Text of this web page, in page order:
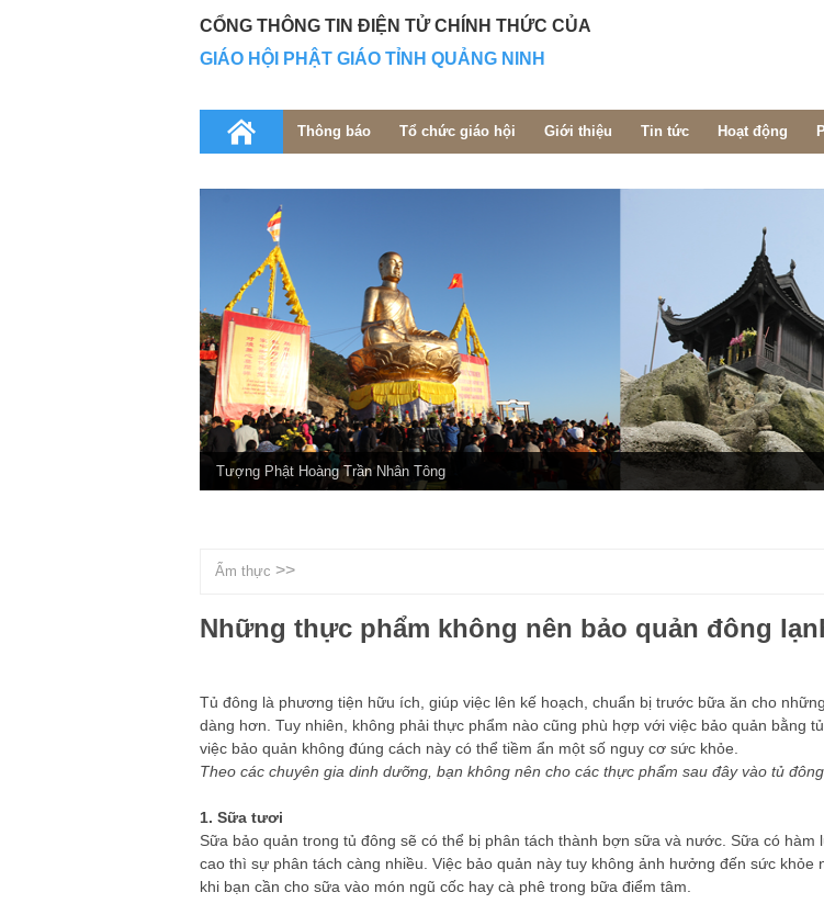
Thông báo Tổ chức giáo hội Giới thiệu Tin tức Hoạt động
CỔNG THÔNG TIN ĐIỆN TỬ CHÍNH THỨC CỦA
GIÁO HỘI PHẬT GIÁO TỈNH QUẢNG NINH
Tượng Phật Hoàng Trần Nhân Tông
Ẩm thực >>
Những thực phẩm không nên bảo quản đông
Tủ đông là phương tiện hữu ích, giúp việc lên kế hoạch, chuẩn bị trước bữa ăn cho
dàng hơn. Tuy nhiên, không phải thực phẩm nào cũng phù hợp với việc bảo quản bằng
việc bảo quản không đúng cách này có thể tiềm ẩn một số nguy cơ sức khỏe.
Theo các chuyên gia dinh dưỡng, bạn không nên cho các thực phẩm sau đây vào tủ
1. Sữa tươi
Sữa bảo quản trong tủ đông sẽ có thể bị phân tách thành bợn sữa và nước. Sữa có hàm
cao thì sự phân tách càng nhiều. Việc bảo quản này tuy không ảnh hưởng đến sức khỏe
khi bạn cần cho sữa vào món ngũ cốc hay cà phê trong bữa điểm tâm.